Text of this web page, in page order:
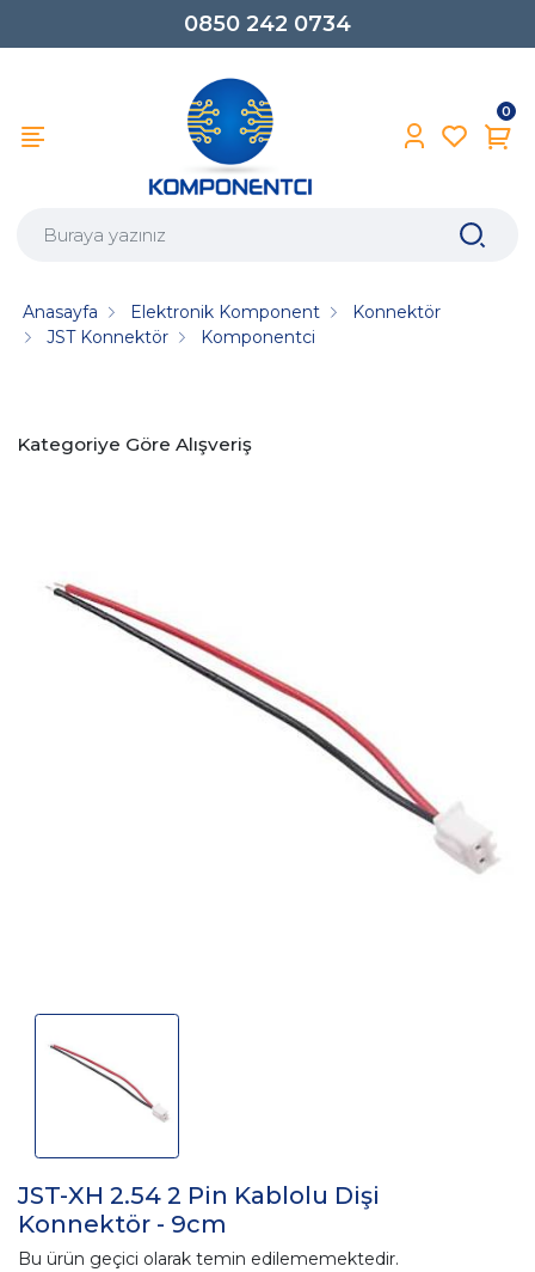
0850 242 0734
0
Anasayfa Elektronik Komponent
Konnektör
JST Konnektör
Komponentci
Kategoriye Göre Alışveriş
JST-XH 2.54 2 Pin Kablolu Dişi
Konnektör - 9cm
Bu ürün geçici olarak temin edilememektedir.